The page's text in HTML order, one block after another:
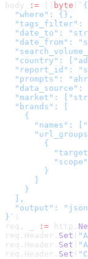
body := byte ( ` {
  "where": {},
"tags_filter":
"date_to":
"date_from":
"country":
"report_id":
"prompts":
"data_source":
"market":
  "brands": [
    {
"names":
        {
        }
    }
  ],
"output":
} ` )
req, _
:= http.
req.Header. Set (
req.Header. Set (
req.Header. Set (